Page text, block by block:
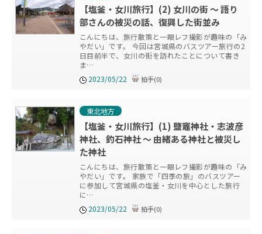
【塩釜・女川旅行】(2) 女川の街 ～ 語り
部さんの被災の話、復興した街並み
こんにちは、旅行散策と一眼レフ撮影が趣味の「み
やだい」です。 今回は宮城県のバスツアー旅行の2
日目前半で、女川の街を訪れたことについて書き
ま…
2023/05/22
拍手(0)
東北地方
【塩釜・女川旅行】(1) 鹽竈神社・志波彦
神社、釣石神社 ～ 由緒ある神社と被災し
た神社
こんにちは、旅行散策と一眼レフ撮影が趣味の「み
やだい」です。 家族で「四季の旅」のバスツアー
に参加して宮城県の塩釜・女川を中心とした旅行
に…
2023/05/22
拍手(0)